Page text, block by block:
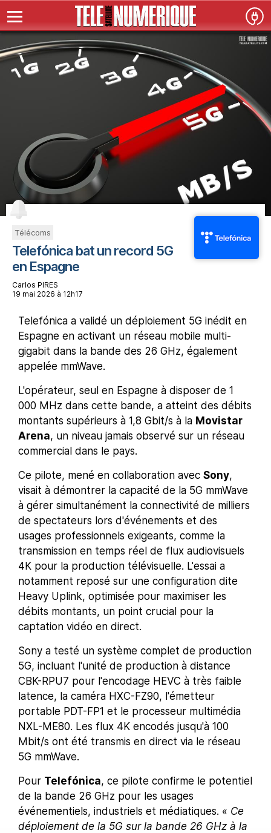
Télécoms
Telefónica bat un record 5G
en Espagne
Carlos PIRES
19 mai 2026 à 12h17
Telefónica a validé un déploiement 5G inédit en
Espagne en activant un réseau mobile multi-
gigabit dans la bande des 26 GHz, également
appelée mmWave.
L'opérateur, seul en Espagne à disposer de 1
000 MHz dans cette bande, a atteint des débits
montants supérieurs à 1,8 Gbit/s à la Movistar
Arena, un niveau jamais observé sur un réseau
commercial dans le pays.
Ce pilote, mené en collaboration avec Sony,
visait à démontrer la capacité de la 5G mmWave
à gérer simultanément la connectivité de milliers
de spectateurs lors d'événements et des
usages professionnels exigeants, comme la
transmission en temps réel de flux audiovisuels
4K pour la production télévisuelle. L'essai a
notamment reposé sur une configuration dite
Heavy Uplink, optimisée pour maximiser les
débits montants, un point crucial pour la
captation vidéo en direct.
Sony a testé un système complet de production
5G, incluant l'unité de production à distance
CBK-RPU7 pour l'encodage HEVC à très faible
latence, la caméra HXC-FZ90, l'émetteur
portable PDT-FP1 et le processeur multimédia
NXL-ME80. Les flux 4K encodés jusqu'à 100
Mbit/s ont été transmis en direct via le réseau
5G mmWave.
Pour Telefónica, ce pilote confirme le potentiel
de la bande 26 GHz pour les usages
événementiels, industriels et médiatiques. « Ce
déploiement de la 5G sur la bande 26 GHz à la